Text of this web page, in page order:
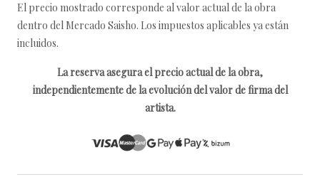
El precio mostrado corresponde al valor actual de la obra
dentro del Mercado Saisho. Los impuestos aplicables ya están
incluidos.
La reserva asegura el precio actual de la obra,
independientemente de la evolución del valor de firma del
artista.